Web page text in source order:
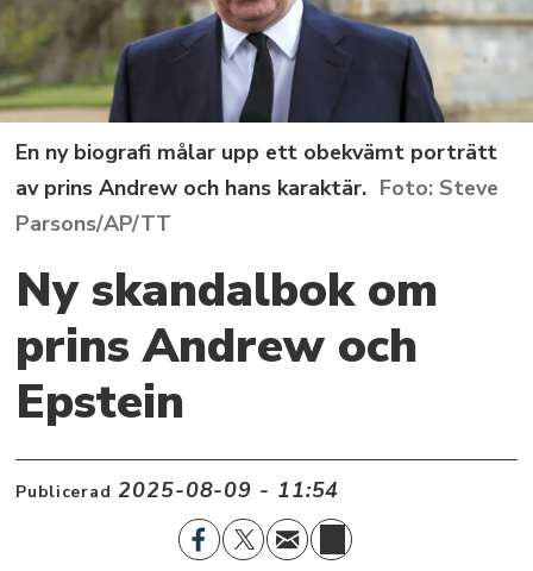
En ny biografi målar upp ett obekvämt porträtt
av prins Andrew och hans karaktär.
Steve
Parsons/AP/TT
Ny skandalbok om
prins Andrew och
Epstein
Publicerad 2025-08-09 - 11:54